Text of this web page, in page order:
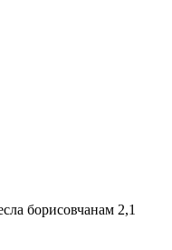
борисовчанам 2,1